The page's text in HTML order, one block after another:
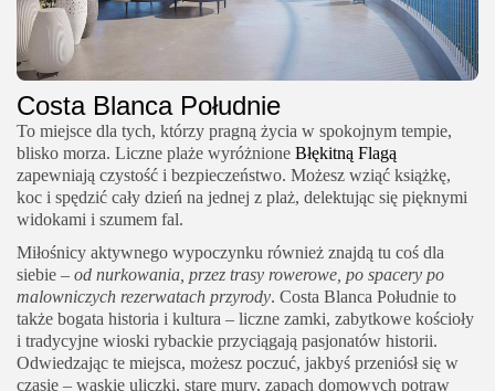
Costa Blanca Południe
To miejsce dla tych, którzy pragną życia w spokojnym tempie,
blisko morza. Liczne plaże wyróżnione Błękitną Flagą
zapewniają czystość i bezpieczeństwo. Możesz wziąć książkę,
koc i spędzić cały dzień na jednej z plaż, delektując się pięknymi
widokami i szumem fal.
Miłośnicy aktywnego wypoczynku również znajdą tu coś dla
siebie – od nurkowania, przez trasy rowerowe, po spacery po
malowniczych rezerwatach przyrody. Costa Blanca Południe to
także bogata historia i kultura – liczne zamki, zabytkowe kościoły
i tradycyjne wioski rybackie przyciągają pasjonatów historii.
Odwiedzając te miejsca, możesz poczuć, jakbyś przeniósł się w
czasie – wąskie uliczki, stare mury, zapach domowych potraw